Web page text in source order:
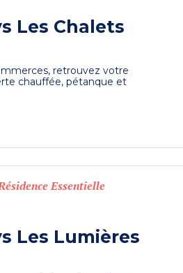
Les Chalets
retrouvez votre
chauffée, pétanque et
Essentielle
Les Lumières